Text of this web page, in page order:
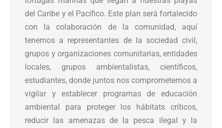
del Caribe y el Pacífico. Este plan será fortalecido
con la colaboración de la comunidad, aquí
tenemos a representantes de la sociedad civil,
grupos y organizaciones comunitarias, entidades
locales, grupos ambientalistas, científicos,
estudiantes, donde juntos nos comprometemos a
vigilar y establecer programas de educación
ambiental para proteger los hábitats críticos,
reducir las amenazas de la pesca ilegal y la